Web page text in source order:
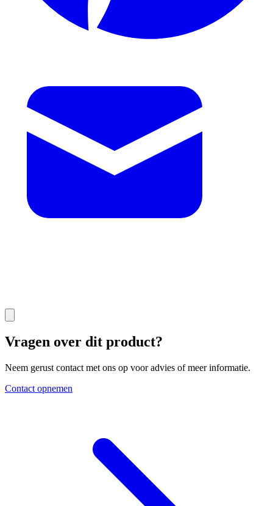
Vragen over dit product?
Neem gerust contact met ons op voor advies of meer informatie.
Contact opnemen